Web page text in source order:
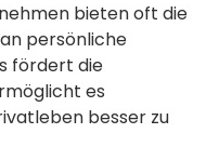
bieten oft die
persönliche
fördert die
es
besser zu